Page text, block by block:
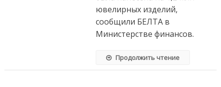
обязательная
маркировка
нанесена
млн
ювелирных
ювелирных изделий,
сообщили БЕЛТА в
Министерстве финансов.
Продолжить чтение